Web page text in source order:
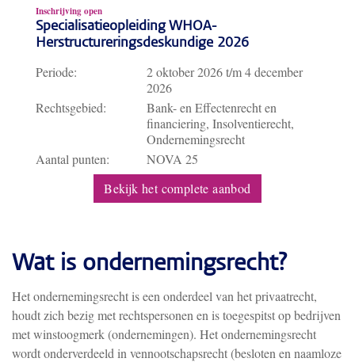
Inschrijving open
Specialisatieopleiding WHOA-
Herstructureringsdeskundige 2026
Periode: 2 oktober 2026t/m4 december
2026
Rechtsgebied:
Bank- en Effectenrecht en
financiering, Insolventierecht,
Ondernemingsrecht
Aantal punten:
NOVA 25
Bekijk het complete aanbod
Wat is ondernemingsrecht?
Het ondernemingsrecht is een onderdeel van het privaatrecht,
houdt zich bezig met rechtspersonen en is toegespitst op bedrijven
met winstoogmerk (ondernemingen). Het ondernemingsrecht
wordt onderverdeeld in vennootschapsrecht (besloten en naamloze